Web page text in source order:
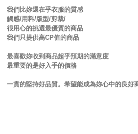
我們比妳還在乎衣服的質感
觸感/用料/版型/剪裁/
很用心的挑選最優質的商品
我們只提供高CP值的商品
最喜歡妳收到商品超乎預期的滿意度
最重要的是好入手的價格
一貫的堅持好品質。希望能成為妳心中的良好